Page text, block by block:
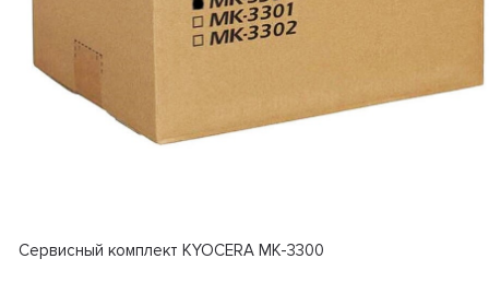
Сервисный комплект KYOCERA MK-3300